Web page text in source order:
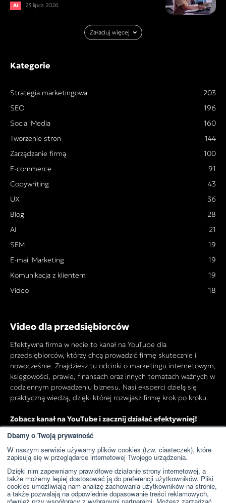
Dbamy o Twoją prywatność
W naszym serwisie używamy plików cookies (tzw. ciasteczek), które
zapisują się w przeglądarce internetowej Twojego urządzenia.
Dzięki nim zapewniamy prawidłowe działanie strony internetowej, a
także możemy lepiej dostosować ją do preferencji użytkowników. Pliki
cookies umożliwiają nam analizę zachowania użytkowników na stronie,
a także pozwalają na odpowiednie dopasowanie treści reklamowych,
AI 23 lipca 2026
Załaduj więcej
Kategorie
Strategia marketingowa
203
SEO
196
Social Media
160
Tworzenie stron
144
Zarządzanie firmą
100
E-commerce
91
Copywriting
43
UX
36
Blog
28
AI
21
SEM
19
E-mail Marketing
19
Komunikacja z klientem
19
Video
18
Video dla przedsiębiorców
Efektywna firma w necie to kanał na YouTube dla
przedsiębiorców, którzy chcą prowadzić firmę skutecznie i
nowocześnie. Znajdziesz tu odcinki o marketingu internetowym,
księgowości, prawie, finansach oraz innych tematach ważnych w
codziennym prowadzeniu biznesu. Nasi eksperci dzielą się
praktyczną wiedzą, dzięki której rozwijasz firmę krok po kroku.
Zobacz kanał na YouTube i zacznij działać efektywniej!
Przejdź do kanału YouTube